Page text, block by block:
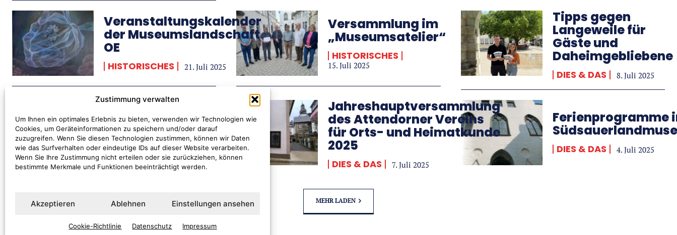
Zustimmung verwalten
Um Ihnen ein optimales Erlebnis zu bieten, verwenden wir Technologien wie
Cookies, um Geräteinformationen zu speichern und/oder darauf
zuzugreifen. Wenn Sie diesen Technologien zustimmen, können wir Daten
wie das Surfverhalten oder eindeutige IDs auf dieser Website verarbeiten.
Wenn Sie Ihre Zustimmung nicht erteilen oder sie zurückziehen, können
bestimmte Merkmale und Funktionen beeinträchtigt werden.
Akzeptieren Ablehnen Einstellungen ansehen
Cookie-Richtlinie Datenschutz Impressum
Veranstaltungskalender
der Museumslandschaft
OE
HISTORISCHES 21. Juli 2025
Versammlung im
„Museumsatelier“
HISTORISCHES
15. Juli 2025
Tipps gegen
Langeweile für
Gäste und
Daheimgebliebene
DIES & DAS 8. Juli 2025
Ein wertvoller
Besuch
DIES & DAS 8. Juli 2025
Jahreshauptversammlung
des Attendorner Vereins
für Orts- und Heimatkunde
2025
DIES & DAS 7. Juli 2025
Ferienprogramme
DIES & DAS 4. Juli 2025
MEHR LADEN